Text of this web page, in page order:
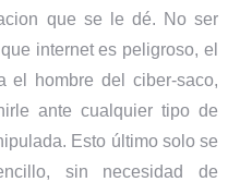
que se le dé. No ser
internet es peligroso, el
el hombre del ciber-saco,
ante cualquier tipo de
Esto último solo se
sin necesidad de